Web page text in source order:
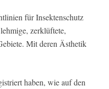
für Insektenschutz
zerklüftete,
Mit deren Ästhetik
haben, wie auf den